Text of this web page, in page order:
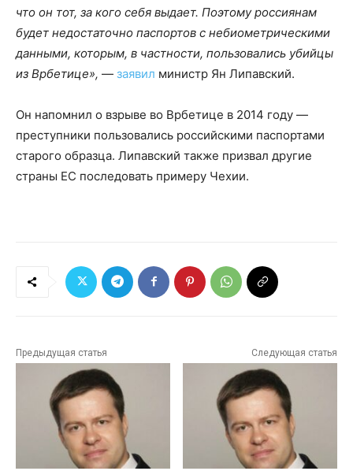
что он тот, за кого себя выдает. Поэтому россиянам
будет недостаточно паспортов с небиометрическими
данными, которым, в частности, пользовались убийцы
из Врбетице», — заявил министр Ян Липавский.
Он напомнил о взрыве во Врбетице в 2014 году —
преступники пользовались российскими паспортами
старого образца. Липавский также призвал другие
страны ЕС последовать примеру Чехии.
Предыдущая статья Следующая статья